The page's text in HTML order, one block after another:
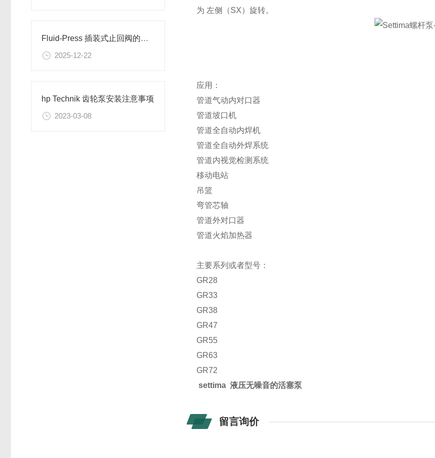
Fluid-Press 插装式止回阀的工作原理
2025-12-22
hp Technik 齿轮泵安装注意事项
2023-03-08
为 左侧（SX）旋转。
应用：
管道气动内对口器
管道坡口机
管道全自动内焊机
管道全自动外焊系统
管道内视觉检测系统
移动电站
吊篮
弯管芯轴
管道外对口器
管道火焰加热器
主要系列或者型号：
GR28
GR33
GR38
GR47
GR55
GR63
GR72
settima 液压无噪音的活塞泵
留言询价